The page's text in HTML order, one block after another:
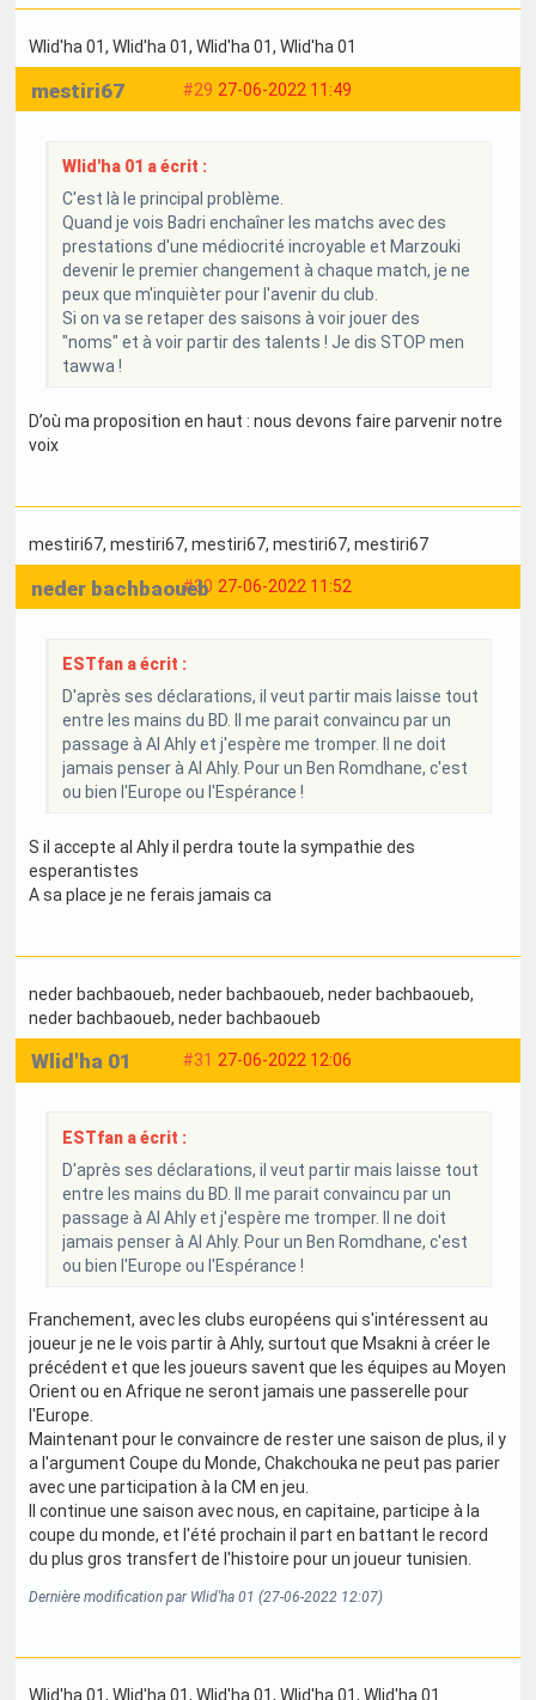
Wlid'ha 01, Wlid'ha 01, Wlid'ha 01, Wlid'ha 01
#29 27-06-2022 11:49
mestiri67
Wlid'ha 01 a écrit :
C'est là le principal problème.
Quand je vois Badri enchaîner les matchs avec des
prestations d'une médiocrité incroyable et Marzouki
devenir le premier changement à chaque match, je ne
peux que m'inquièter pour l'avenir du club.
Si on va se retaper des saisons à voir jouer des
"noms" et à voir partir des talents ! Je dis STOP men
tawwa !
D’où ma proposition en haut : nous devons faire parvenir notre
voix
mestiri67, mestiri67, mestiri67, mestiri67, mestiri67
#30 27-06-2022 11:52
neder bachbaoueb
ESTfan a écrit :
D'après ses déclarations, il veut partir mais laisse tout
entre les mains du BD. Il me parait convaincu par un
passage à Al Ahly et j'espère me tromper. Il ne doit
jamais penser à Al Ahly. Pour un Ben Romdhane, c'est
ou bien l'Europe ou l'Espérance !
S il accepte al Ahly il perdra toute la sympathie des
esperantistes
A sa place je ne ferais jamais ca
neder bachbaoueb, neder bachbaoueb, neder bachbaoueb,
neder bachbaoueb, neder bachbaoueb
#31 27-06-2022 12:06
Wlid'ha 01
ESTfan a écrit :
D'après ses déclarations, il veut partir mais laisse tout
entre les mains du BD. Il me parait convaincu par un
passage à Al Ahly et j'espère me tromper. Il ne doit
jamais penser à Al Ahly. Pour un Ben Romdhane, c'est
ou bien l'Europe ou l'Espérance !
Franchement, avec les clubs européens qui s'intéressent au
joueur je ne le vois partir à Ahly, surtout que Msakni à créer le
précédent et que les joueurs savent que les équipes au Moyen
Orient ou en Afrique ne seront jamais une passerelle pour
l'Europe.
Maintenant pour le convaincre de rester une saison de plus, il y
a l'argument Coupe du Monde, Chakchouka ne peut pas parier
avec une participation à la CM en jeu.
Il continue une saison avec nous, en capitaine, participe à la
coupe du monde, et l'été prochain il part en battant le record
du plus gros transfert de l'histoire pour un joueur tunisien.
Dernière modification par Wlid'ha 01 (27-06-2022 12:07)
Wlid'ha 01, Wlid'ha 01, Wlid'ha 01, Wlid'ha 01, Wlid'ha 01